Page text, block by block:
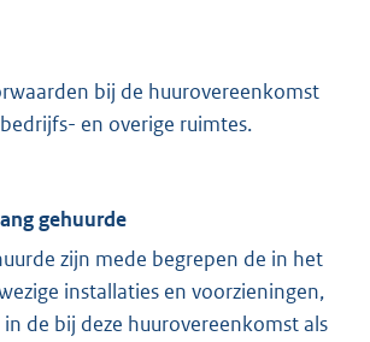
bij de huurovereenkomst
en overige ruimtes.
gehuurde
zijn mede begrepen de in het
installaties en voorzieningen,
de bij deze huurovereenkomst als